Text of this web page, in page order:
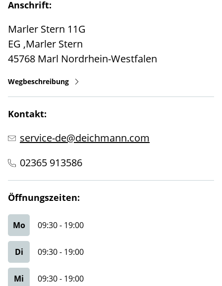
Anschrift:
Marler Stern 11G
EG ,Marler Stern
45768 Marl Nordrhein-Westfalen
Wegbeschreibung
Kontakt:
service-de@deichmann.com
02365 913586
Öffnungszeiten:
Mo 09:30- 19:00
Di 09:30- 19:00
Mi 09:30- 19:00